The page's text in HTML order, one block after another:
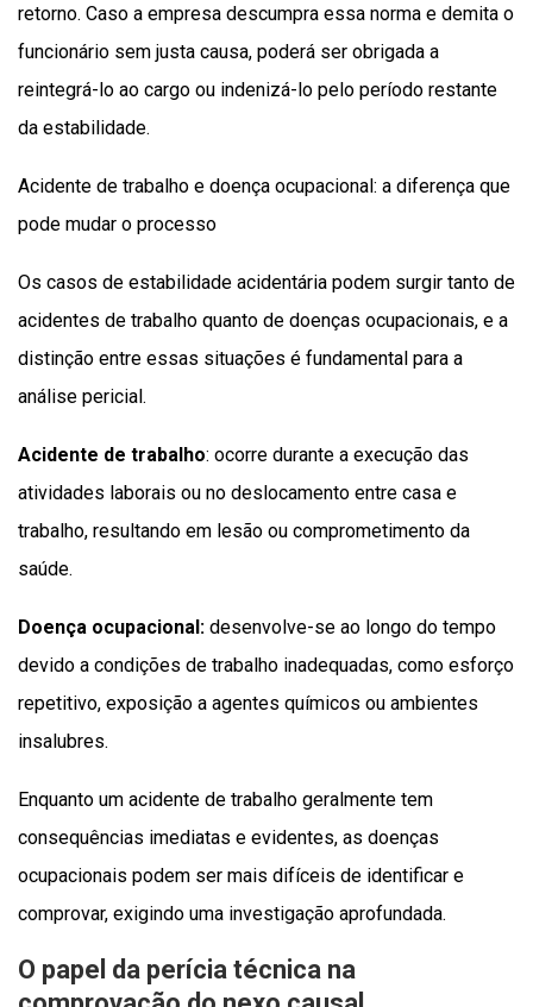
retorno. Caso a empresa descumpra essa norma e demita o
funcionário sem justa causa, poderá ser obrigada a
reintegrá-lo ao cargo ou indenizá-lo pelo período restante
da estabilidade.
Acidente de trabalho e doença ocupacional: a diferença que
pode mudar o processo
Os casos de estabilidade acidentária podem surgir tanto de
acidentes de trabalho quanto de doenças ocupacionais, e a
distinção entre essas situações é fundamental para a
análise pericial.
Acidente de trabalho: ocorre durante a execução das
atividades laborais ou no deslocamento entre casa e
trabalho, resultando em lesão ou comprometimento da
saúde.
Doença ocupacional: desenvolve-se ao longo do tempo
devido a condições de trabalho inadequadas, como esforço
repetitivo, exposição a agentes químicos ou ambientes
insalubres.
Enquanto um acidente de trabalho geralmente tem
consequências imediatas e evidentes, as doenças
ocupacionais podem ser mais difíceis de identificar e
comprovar, exigindo uma investigação aprofundada.
O papel da perícia técnica na